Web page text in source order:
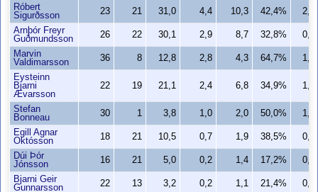
Róbert
Sigurðsson
23 21 31,0 4,4 10,3 42,4%
2,0
Arnþór Freyr
Guðmundsson
26 22 30,1 2,9 8,7 32,8%
0,7
Marvin
Valdimarsson
36 8 12,8 2,8 4,3 64,7%
1,5
Eysteinn
Bjarni
Ævarsson
22 19 21,1 2,4 6,8 34,9% 1,9
Stefan
Bonneau
30 1 3,8 1,0 2,0 50,0%
1,0
Egill Agnar
Októsson
18 21 10,5 0,7 1,9 38,5%
0,4
Dúi Þór
Jónsson
16 21 5,0 0,2 1,4 17,2%
0,2
Bjarni Geir
Gunnarsson
22 13 3,2 0,2 1,1 21,4%
0,2